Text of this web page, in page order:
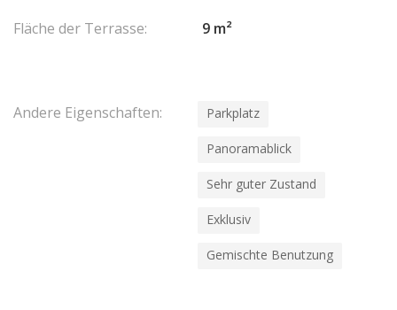
Fläche der Terrasse:
9 m²
Andere Eigenschaften: Parkplatz
Panoramablick
Sehr guter Zustand
Exklusiv
Gemischte Benutzung